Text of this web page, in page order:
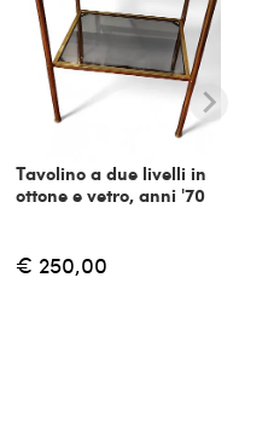
Tavolino a due livelli in
ottone e vetro, anni '70
€ 250,00